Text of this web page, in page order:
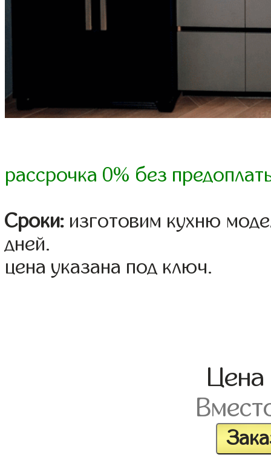
рассрочка 0% без
Сроки: изготовим кухню
дней.
цена указана под ключ.
Цена